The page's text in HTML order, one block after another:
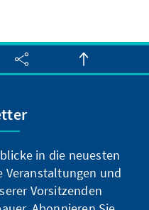
in die neuesten
Veranstaltungen und
Vorsitzenden